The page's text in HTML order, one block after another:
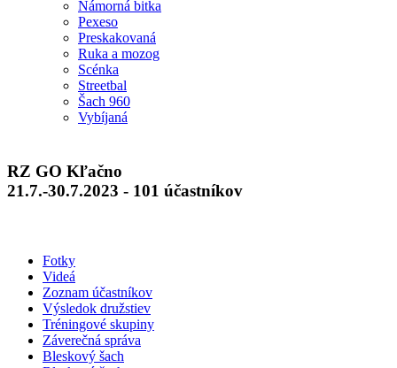
Námorná bitka
Pexeso
Preskakovaná
Ruka a mozog
Scénka
Streetbal
Šach 960
Vybíjaná
RZ GO Kľačno
21.7.-30.7.2023 - 101 účastníkov
Fotky
Videá
Zoznam účastníkov
Výsledok družstiev
Tréningové skupiny
Záverečná správa
Bleskový šach